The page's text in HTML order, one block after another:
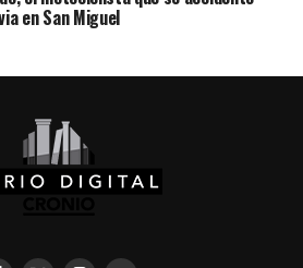
en San Miguel